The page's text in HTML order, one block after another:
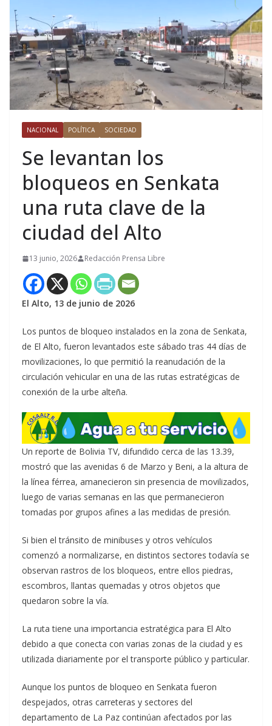
NACIONAL POLÍTICA SOCIEDAD
Se levantan los
bloqueos en Senkata
una ruta clave de la
ciudad del Alto
13 junio, 2026 Redacción Prensa Libre
El Alto, 13 de junio de 2026
Los puntos de bloqueo instalados en la zona de Senkata,
de El Alto, fueron levantados este sábado tras 44 días de
movilizaciones, lo que permitió la reanudación de la
circulación vehicular en una de las rutas estratégicas de
conexión de la urbe alteña.
Un reporte de Bolivia TV, difundido cerca de las 13.39,
mostró que las avenidas 6 de Marzo y Beni, a la altura de
la línea férrea, amanecieron sin presencia de movilizados,
luego de varias semanas en las que permanecieron
tomadas por grupos afines a las medidas de presión.
Si bien el tránsito de minibuses y otros vehículos
comenzó a normalizarse, en distintos sectores todavía se
observan rastros de los bloqueos, entre ellos piedras,
escombros, llantas quemadas y otros objetos que
quedaron sobre la vía.
La ruta tiene una importancia estratégica para El Alto
debido a que conecta con varias zonas de la ciudad y es
utilizada diariamente por el transporte público y particular.
Aunque los puntos de bloqueo en Senkata fueron
despejados, otras carreteras y sectores del
departamento de La Paz continúan afectados por las